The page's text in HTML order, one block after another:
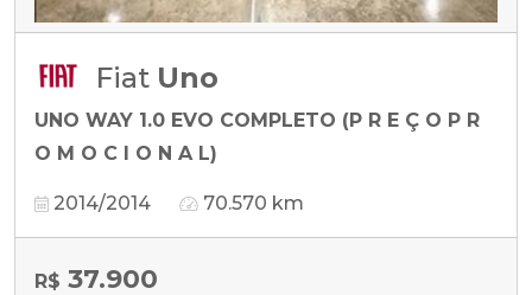
Fiat Uno
UNO WAY 1.0 EVO COMPLETO (P R E Ç O P R
O M O C I O N A L)
2014/2014 70.570 km
R$ 37.900